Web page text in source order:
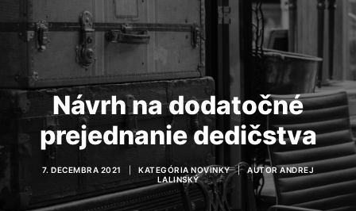
SPÄŤ NA HLAVNÚ STRÁNKU
Návrh na dodatočné
prejednanie dedičstva
7. DECEMBRA 2021 KATEGÓRIANOVINKY | AUTORANDREJ
LALINSKÝ